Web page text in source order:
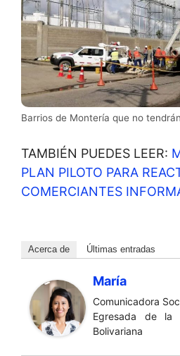
Barrios de Montería que no
TAMBIÉN PUEDES LEER:
PLAN PILOTO PARA
COMERCIANTES
Acerca de Últimas entradas
María
Comunicadora
Egresada de la
Bolivariana